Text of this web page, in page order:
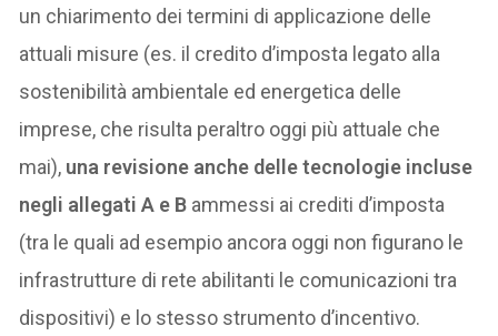
un chiarimento dei termini di applicazione delle
attuali misure (es. il credito d’imposta legato alla
sostenibilità ambientale ed energetica delle
imprese, che risulta peraltro oggi più attuale che
mai), una revisione anche delle tecnologie incluse
negli allegati A e B ammessi ai crediti d’imposta
(tra le quali ad esempio ancora oggi non figurano le
infrastrutture di rete abilitanti le comunicazioni tra
dispositivi) e lo stesso strumento d’incentivo.